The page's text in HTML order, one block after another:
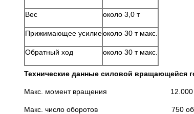
Вес около 3,0 т
Прижимающее усилиеоколо 30 т макс.
Обратный ход около 30 т макс.
Технические данные силовой вращающейся
Макс. момент вращения 12.000
Макс. число оборотов 750 об./